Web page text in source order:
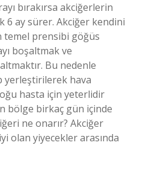
bırakırsa akciğerlerin
6 ay sürer. Akciğer kendini
temel prensibi göğüs
boşaltmak ve
Bu nedenle
yerleştirilerek hava
hasta için yeterlidir
bölge birkaç gün içinde
ne onarır? Akciğer
olan yiyecekler arasında